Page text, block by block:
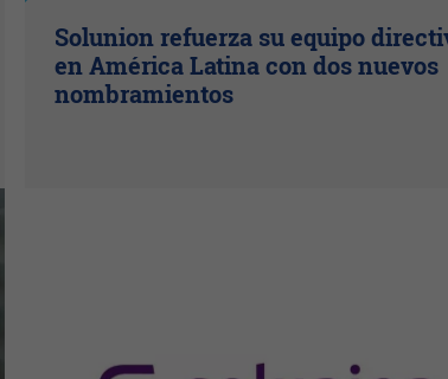
Solunion refuerza su equipo
en América Latina con dos nuevos
nombramientos